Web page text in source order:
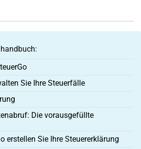
Sie Ihre Steuerfälle
Die vorausgefüllte
erstellen Sie Ihre Steuererklärung